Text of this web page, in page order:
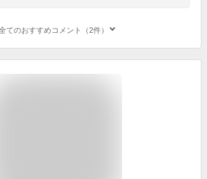
てのおすすめコメント（2件）